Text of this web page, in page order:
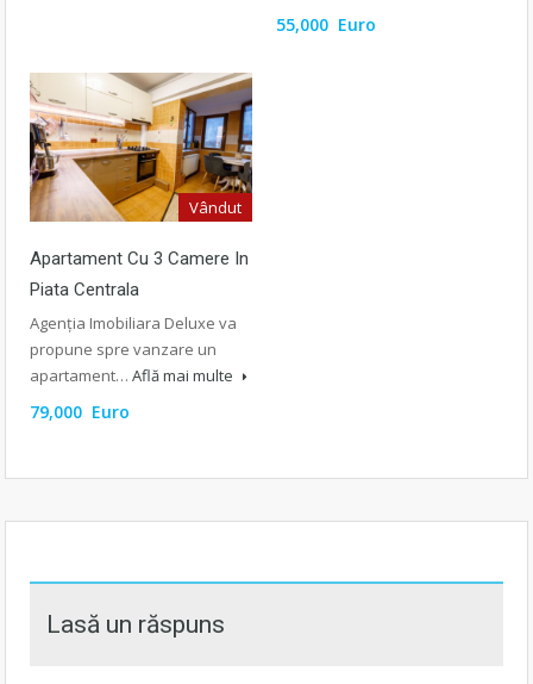
55,000 Euro
Vândut
Apartament Cu 3 Camere In
Piata Centrala
Agenția Imobiliara Deluxe va
propune spre vanzare un
apartament… Află mai multe
79,000 Euro
Lasă un răspuns